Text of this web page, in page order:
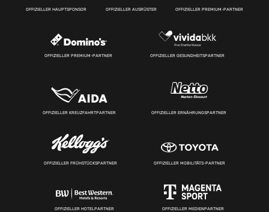
OFFIZIELLER HAUPTSPONSOR OFFIZIELLER AUSRÜSTER OFFIZIELLER PREMIUM-PARTNER
OFFIZIELLER PREMIUM-PARTNER OFFIZIELLER GESUNDHEITSPARTNER
OFFIZIELLER KREUZFAHRTPARTNER OFFIZIELLER ERNÄHRUNGSPARTNER
OFFIZIELLER FRÜHSTÜCKSPARTNER OFFIZIELLER MOBILITÄTS-PARTNER
OFFIZIELLER HOTELPARTNER OFFIZIELLER MEDIENPARTNER